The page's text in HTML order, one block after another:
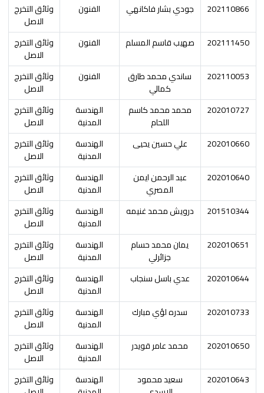
202110866
جودي بشار فاكانهي الفنون
وثائق التخرج
الاصل
202111450
صهيب قاسم المسلم الفنون
وثائق التخرج
الاصل
202110053
ساندي محمد طارق
كمالي
الفنون
وثائق التخرج
الاصل
202010727
محمد محمد كاسم
اللحام
الهندسة
المدنية
وثائق التخرج
الاصل
202010660
علي حسين يحيى
الهندسة
المدنية
وثائق التخرج
الاصل
202010640
عبد الرحمن ايمن
المصري
الهندسة
المدنية
وثائق التخرج
الاصل
201510344
درويش محمد غنيمه
الهندسة
المدنية
وثائق التخرج
الاصل
202010651
يمان محمد حسام
جزائرلي
الهندسة
المدنية
وثائق التخرج
الاصل
202010644
عدي باسل سنجاب
الهندسة
المدنية
وثائق التخرج
الاصل
202010733
سدره لؤي مبارك
الهندسة
المدنية
وثائق التخرج
الاصل
202010650
محمد عامر قويدر
الهندسة
المدنية
وثائق التخرج
الاصل
202010643
سعيد محمود
الهندسة
وثائق التخرج